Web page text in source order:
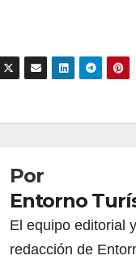
Por
Entorno
El equipo editorial
redacción de